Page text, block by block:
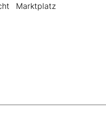
Marktplatz